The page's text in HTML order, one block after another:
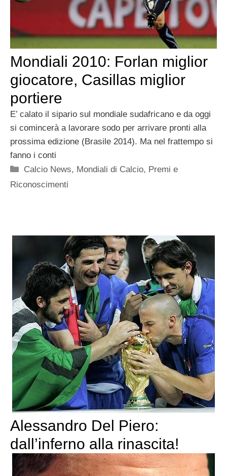
Mondiali 2010: Forlan miglior
giocatore, Casillas miglior
portiere
E’ calato il sipario sul mondiale sudafricano e da oggi
si comincerà a lavorare sodo per arrivare pronti alla
prossima edizione (Brasile 2014). Ma nel frattempo si
fanno i conti
Categorie
Calcio News, Mondiali di Calcio, Premi e
Riconoscimenti
Alessandro Del Piero:
dall’inferno alla rinascita!